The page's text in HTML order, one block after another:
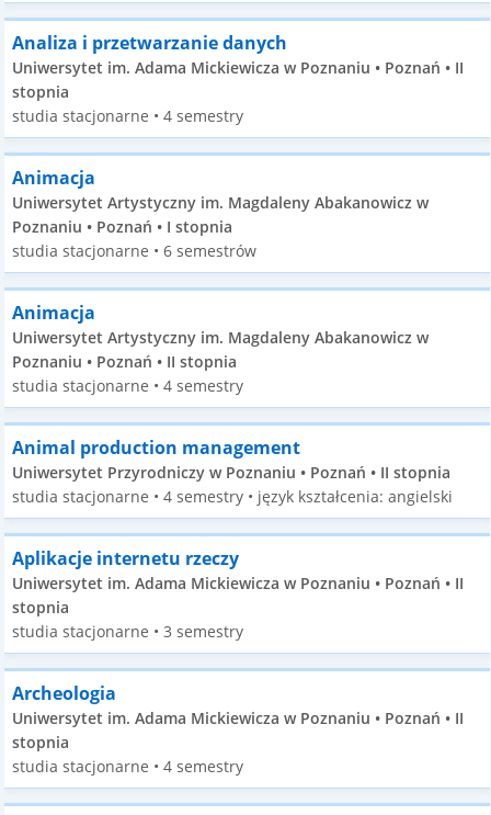
Analiza i przetwarzanie danych
Uniwersytet im. Adama Mickiewicza w Poznaniu • Poznań • II
stopnia
studia stacjonarne • 4 semestry
Animacja
Uniwersytet Artystyczny im. Magdaleny Abakanowicz w
Poznaniu • Poznań • I stopnia
studia stacjonarne • 6 semestrów
Animacja
Uniwersytet Artystyczny im. Magdaleny Abakanowicz w
Poznaniu • Poznań • II stopnia
studia stacjonarne • 4 semestry
Animal production management
Uniwersytet Przyrodniczy w Poznaniu • Poznań • II stopnia
studia stacjonarne • 4 semestry • język kształcenia: angielski
Aplikacje internetu rzeczy
Uniwersytet im. Adama Mickiewicza w Poznaniu • Poznań • II
stopnia
studia stacjonarne • 3 semestry
Archeologia
Uniwersytet im. Adama Mickiewicza w Poznaniu • Poznań • II
stopnia
studia stacjonarne • 4 semestry